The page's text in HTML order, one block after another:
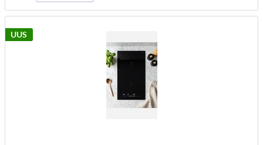
UUS